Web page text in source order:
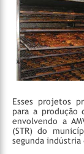
Esses projetos
para a produção
envolvendo a
(STR) do
segunda indústria